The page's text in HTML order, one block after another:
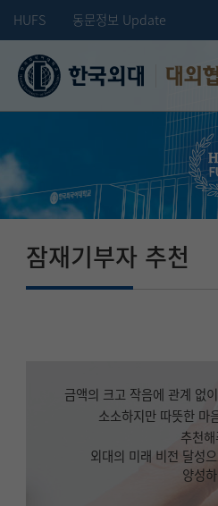
HUFS 동문정보 Update
대외
잠재기부자 추천
금액의 크고 작음에 관계 없이
소소하지만 따뜻한 마
추천
외대의 미래 비전 달성
양성